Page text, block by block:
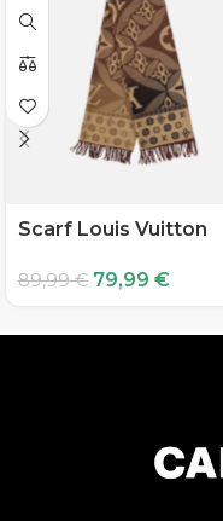
Scarf Louis Vuitton
89,99€ 79,99 €